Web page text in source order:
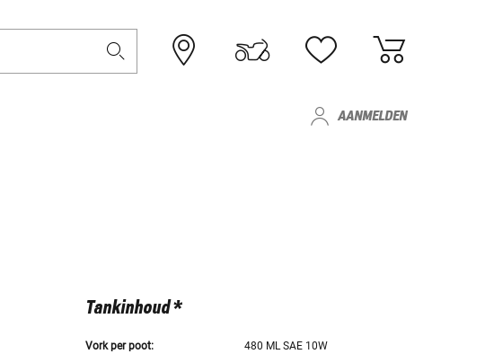
AANMELDEN
Tankinhoud *
Vork per poot: 480 ML SAE 10W